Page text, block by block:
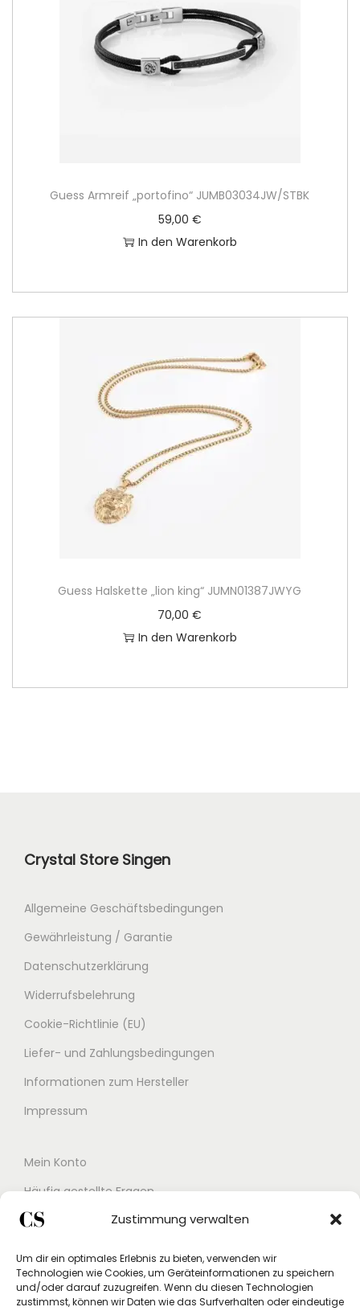
Zustimmung verwalten
Um dir ein optimales Erlebnis zu bieten, verwenden wir
Technologien wie Cookies, um Geräteinformationen zu speichern
und/oder darauf zuzugreifen. Wenn du diesen Technologien
zustimmst, können wir Daten wie das Surfverhalten oder eindeutige
Guess Armreif „portofino“ JUMB03034JW/STBK
59,00 €
In den Warenkorb
Guess Halskette „lion king“ JUMN01387JWYG
70,00€
In den Warenkorb
Crystal Store Singen
Allgemeine Geschäftsbedingungen
Gewährleistung / Garantie
Datenschutzerklärung
Widerrufsbelehrung
Cookie-Richtlinie (EU)
Liefer- und Zahlungsbedingungen
Informationen zum Hersteller
Impressum
Mein Konto
Häufig gestellte Fragen
Kontakt
Studex App
Einverständniserklärung